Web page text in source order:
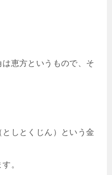
恵方というもので、そ
しとくじん）という金
。